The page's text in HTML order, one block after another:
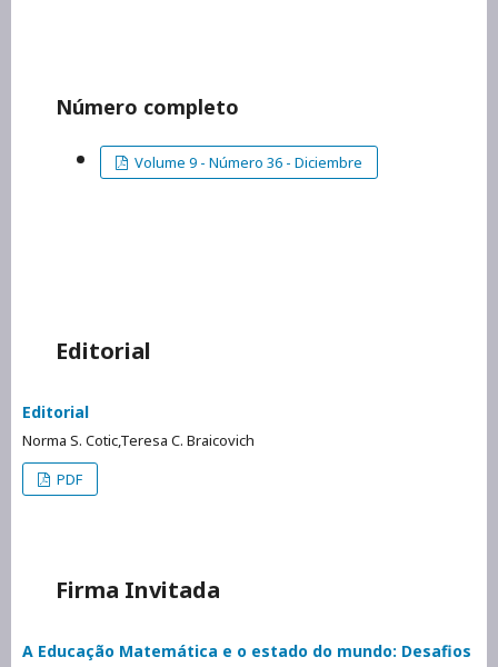
Número completo
Volume 9 - Número 36 - Diciembre
Editorial
Editorial
Norma S. Cotic,Teresa C. Braicovich
PDF
Firma Invitada
A Educação Matemática e o estado do mundo: Desafios